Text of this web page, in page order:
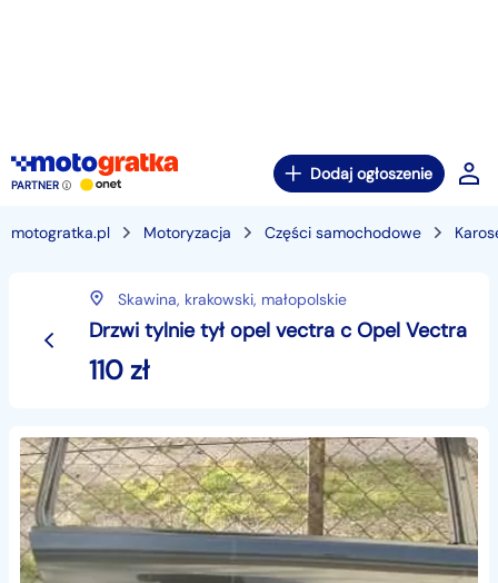
PARTNER
Dodaj ogłoszenie
motogratka.pl Motoryzacja Części samochodowe
Skawina, krakowski, małopolskie
Drzwi tylnie tył opel vectra c Opel Vectra
110zł